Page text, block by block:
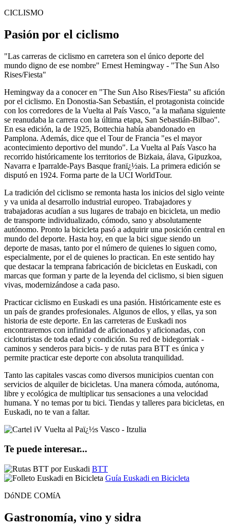
CICLISMO
Pasión por el ciclismo
"Las carreras de ciclismo en carretera son el único deporte del
mundo digno de ese nombre" Ernest Hemingway - "The Sun Also
Rises/Fiesta"
Hemingway da a conocer en "The Sun Also Rises/Fiesta" su afición
por el ciclismo. En Donostia-San Sebastián, el protagonista coincide
con los corredores de la Vuelta al País Vasco, "a la mañana siguiente
se reanudaba la carrera con la última etapa, San Sebastián-Bilbao".
En esa edición, la de 1925, Bottechia había abandonado en
Pamplona. Además, dice que el Tour de Francia "es el mayor
acontecimiento deportivo del mundo". La Vuelta al País Vasco ha
recorrido históricamente los territorios de Bizkaia, álava, Gipuzkoa,
Navarra e Iparralde-Pays Basque franï¿½ais. La primera edición se
disputó en 1924. Forma parte de la UCI WorldTour.
La tradición del ciclismo se remonta hasta los inicios del siglo veinte
y va unida al desarrollo industrial europeo. Trabajadores y
trabajadoras acudían a sus lugares de trabajo en bicicleta, un medio
de transporte individualizado, cómodo, sano y absolutamente
autónomo. Pronto la bicicleta pasó a adquirir una posición central en
mundo del deporte. Hasta hoy, en que la bici sigue siendo un
deporte de masas, tanto por el número de quienes lo siguen como,
especialmente, por el de quienes lo practican. En este sentido hay
que destacar la temprana fabricación de bicicletas en Euskadi, con
marcas que forman y parte de la leyenda del ciclismo, si bien siguen
vivas, modernizándose a cada paso.
Practicar ciclismo en Euskadi es una pasión. Históricamente este es
un país de grandes profesionales. Algunos de ellos, y ellas, ya son
historia de este deporte. En las carreteras de Euskadi nos
encontraremos con infinidad de aficionados y aficionadas, con
cicloturistas de toda edad y condición. Su red de bidegorriak -
caminos y senderos para bicis- y de rutas para BTT es única y
permite practicar este deporte con absoluta tranquilidad.
Tanto las capitales vascas como diversos municipios cuentan con
servicios de alquiler de bicicletas. Una manera cómoda, autónoma,
libre y ecológica de multiplicar tus sensaciones a una velocidad
humana. Y no temas por tu bici. Tiendas y talleres para bicicletas, en
Euskadi, no te van a faltar.
Te puede interesar...
BTT
Guía Euskadi en Bicicleta
DóNDE COMíA
Gastronomía, vino y sidra